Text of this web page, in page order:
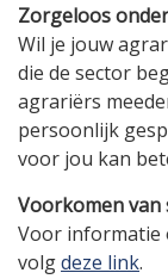
Zorgeloos
Wil je jouw
die de sector
agrariërs
persoonlijk
voor jou kan
Voorkomen
Voor informatie
volgdeze link.